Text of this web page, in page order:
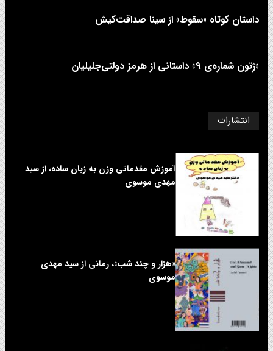
داستان کوتاه «سقوط» از سینا صداقت‌کیش
«ژتون شماره‌ی ۹» داستانی از هرمز دولتی‌جلیلیان
انتشارات
آموزش مقدماتی وزن به زبان ساده، از سید
مهدی موسوی
«هزار و چند شب»، رمانی از سید مهدی
موسوی